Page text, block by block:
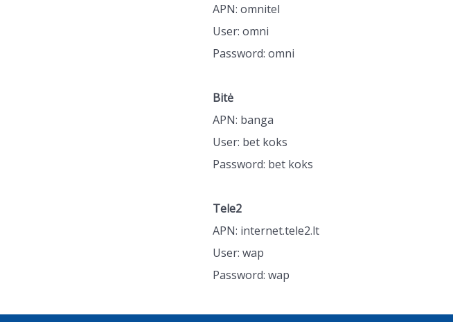
APN: omnitel
User: omni
Password: omni
Bitė
APN: banga
User: bet koks
Password: bet koks
Tele2
APN: internet.tele2.lt
User: wap
Password: wap